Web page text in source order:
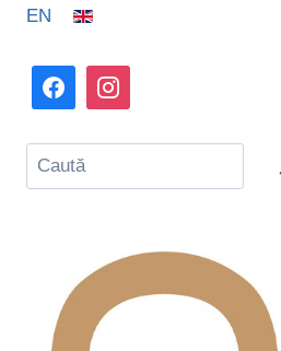
EN
Caută